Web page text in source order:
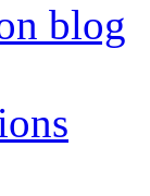
blog